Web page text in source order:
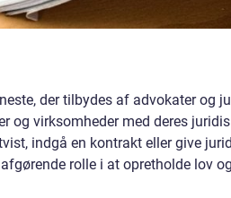
der tilbydes af advokater og
og virksomheder med deres
indgå en kontrakt eller give
rolle i at opretholde lov